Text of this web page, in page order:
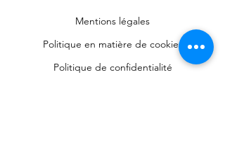
Mentions légales
Politique en matière de cookies
Politique de confidentialité